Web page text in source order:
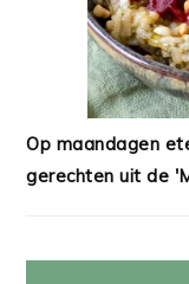
Op maandagen
gerechten uit de